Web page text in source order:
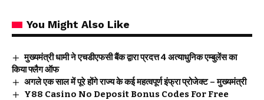
You Might Also Like
मुख्यमंत्री धामी ने एचडीएफसी बैंक द्वारा प्रदत्त 4 अत्याधुनिक एम्बुलेंस का
किया फ्लैग ऑफ
अगले एक साल में पूरे होंगे राज्य के कई महत्वपूर्ण इंफ्रा प्रोजेक्ट – मुख्यमंत्री
Y88 Casino No Deposit Bonus Codes For Free